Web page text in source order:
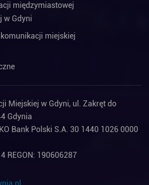
międzymiastowej
w Gdyni
miejskiej
Miejskiej w Gdyni, ul. Zakręt do
Gdynia
Bank Polski S.A. 30 1440 1026 0000
REGON: 190606287